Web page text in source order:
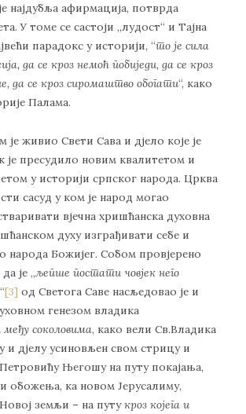
најдубља афирмација, потврда
У томе се састоји „лудост“ и Тајна
парадокс у историји, “то је сила
да се кроз немоћ побиједи, да се кроз
да се кроз сиромаштво обогати“, како
Палама.
је живио Свети Сава и дјело које је
је пресудило новим квалитетом и
у историји српског народа. Црква
сасуд у ком је народ могао
вјечна хришћанска духовна
духу изграђивати себе и
народа Божијег. Собом провјерено
је „љепше постати човјек него
“[3] од Светога Саве насљедовао је и
генезом владика
међу соколовима, како вели Св.Владика
и дјелу усиновљен свом стрицу и
Његошу на путу покајања,
обожења, ка новом Јерусалиму,
земљи – на путукроз којега и